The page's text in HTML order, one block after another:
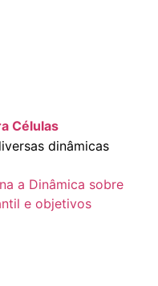
Células
dinâmicas